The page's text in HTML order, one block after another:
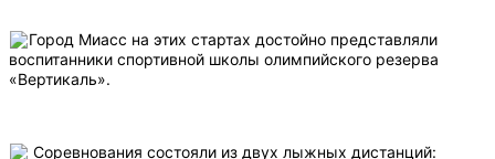
Город Миасс на этих стартах достойно представляли
воспитанники спортивной школы олимпийского резерва
«Вертикаль».
Соревнования состояли из двух лыжных дистанций: